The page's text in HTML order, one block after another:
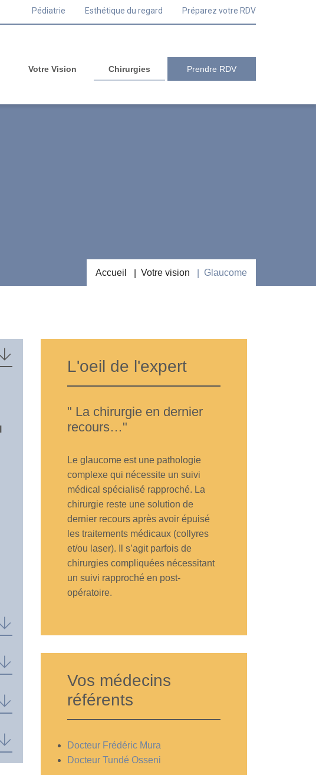
Pédiatrie Esthétique du regard Préparez votre RDV
Votre Vision Chirurgies Prendre RDV
Accueil Votre vision Glaucome
L'oeil de l'expert
" La chirurgie en dernier
recours…"
Le glaucome est une pathologie
complexe qui nécessite un suivi
médical spécialisé rapproché. La
chirurgie reste une solution de
dernier recours après avoir épuisé
les traitements médicaux (collyres
et/ou laser). Il s’agit parfois de
chirurgies compliquées nécessitant
un suivi rapproché en post-
opératoire.
Vos médecins
référents
Docteur Frédéric Mura
Docteur Tundé Osseni